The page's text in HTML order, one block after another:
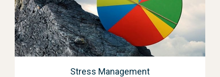
Stress Management